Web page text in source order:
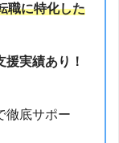
職に特化した
援実績あり！
徹底サポー